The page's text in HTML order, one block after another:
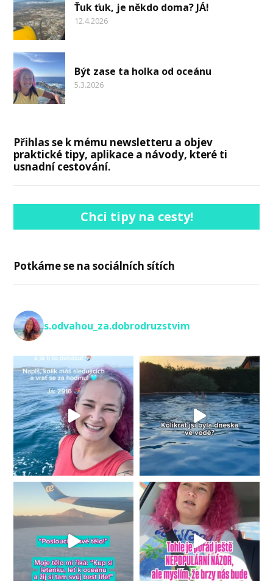
Ťuk ťuk, je někdo doma? JÁ!
12.4.2026
Být zase ta holka od oceánu
5.3.2026
Přihlas se k mému newsletteru a objev
praktické tipy, aplikace a návody, které ti
usnadní cestování.
Chci tipy na cesty!
Potkáme se na sociálních sítích
s.odvahou_za.dobrodruzstvim